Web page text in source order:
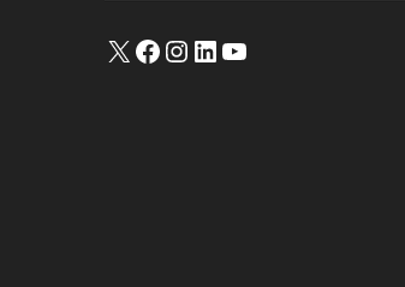
X Facebook
Instagram
LinkedInYouTube